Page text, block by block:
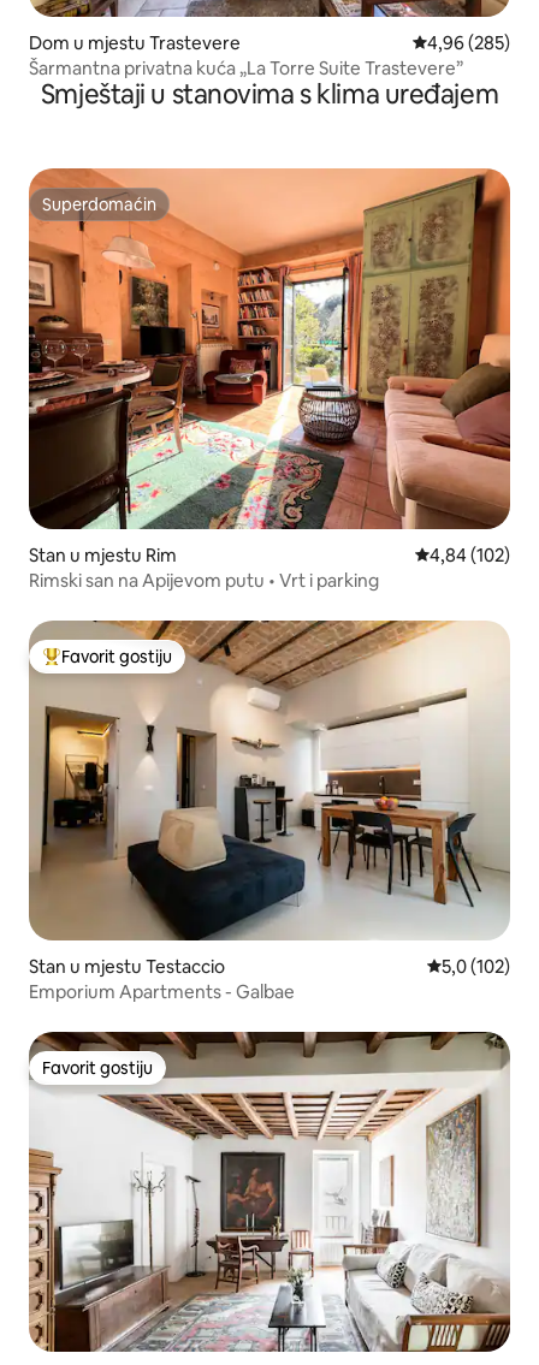
Dom u mjestu Trastevere Prosječna
4,96 (285)
Šarmantna privatna kuća „La Torre Suite Trastevere”
Smještaji u stanovima s klima uređajem
Superdomaćin
Superdomaćin
Stan u mjestu Rim Prosječna
4,84 (102)
Rimski san na Apijevom putu • Vrt i parking
Glavni favorit gostiju
Favorit gostiju
Stan u mjestu Testaccio Prosječna
5,0 (102)
Emporium Apartments - Galbae
Favorit gostiju
Favorit gostiju